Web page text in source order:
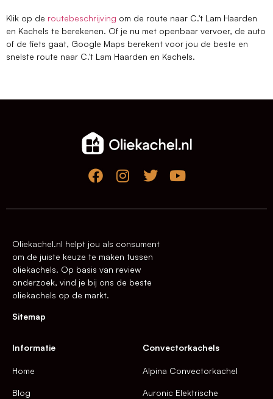
Klik op de routebeschrijving om de route naar C.'t Lam Haarden
en Kachels te berekenen. Of je nu met openbaar vervoer, de auto
of de fiets gaat, Google Maps berekent voor jou de beste en
snelste route naar C.'t Lam Haarden en Kachels.
Oliekachel.nl helpt jou als consument
om de juiste keuze te maken tussen
oliekachels. Op basis van review
onderzoek, vind je bij ons de beste
oliekachels op de markt.
Sitemap
Informatie
Home
Blog
Convectorkachels
Alpina Convectorkachel
Auronic Elektrische